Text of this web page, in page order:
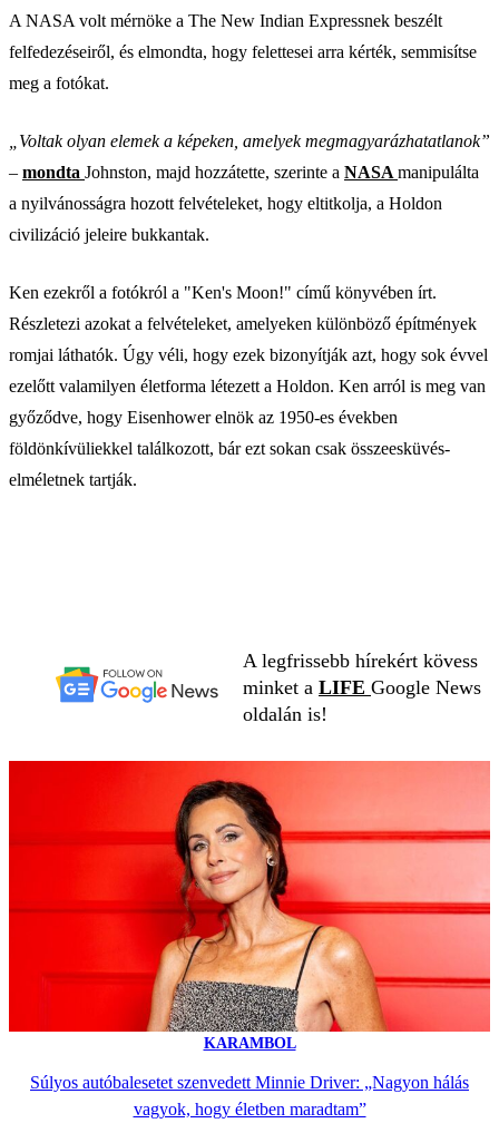
A NASA volt mérnöke a The New Indian Expressnek beszélt
felfedezéseiről, és elmondta, hogy felettesei arra kérték, semmisítse
meg a fotókat.
„Voltak olyan elemek a képeken, amelyek megmagyarázhatatlanok”
– mondta Johnston, majd hozzátette, szerinte a NASA manipulálta
a nyilvánosságra hozott felvételeket, hogy eltitkolja, a Holdon
civilizáció jeleire bukkantak.
Ken ezekről a fotókról a "Ken's Moon!" című könyvében írt.
Részletezi azokat a felvételeket, amelyeken különböző építmények
romjai láthatók. Úgy véli, hogy ezek bizonyítják azt, hogy sok évvel
ezelőtt valamilyen életforma létezett a Holdon. Ken arról is meg van
győződve, hogy Eisenhower elnök az 1950-es években
földönkívüliekkel találkozott, bár ezt sokan csak összeesküvés-
elméletnek tartják.
A legfrissebb hírekért kövess
minket a LIFE Google News
oldalán is!
KARAMBOL
Súlyos autóbalesetet szenvedett Minnie Driver: „Nagyon hálás
vagyok, hogy életben maradtam”